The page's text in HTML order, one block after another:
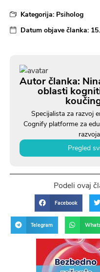
Kategorija: Psiholog
Datum objave članka:
Autor članka:
oblasti
Specijalista za razvoj
Cognify platforme za
Pregled
Podeli ovaj
Facebook
Telegram